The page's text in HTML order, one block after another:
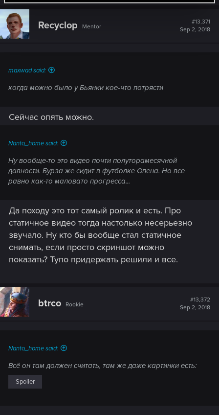
a
c
t
i
o
Recyclop Mentor
#13,371
Sep 2, 2018
maxwad said:
когда можно было у Бьянки кое-что потрясти
Сейчас опять можно.
Nanto_home said:
Ну вообще-то это видео почти полуторамесячной
давности. Бурза же сидит в футболке Опена. Но все
равно как-то маловато прогресса...
Да походу это тот самый ролик и есть. Про
статичное видео тогда настолько несерьезно
звучало. Ну кто бы вообще стал статичное
снимать, если просто скриншот можно
показать? Тупо придержать решили и все.
btrco Rookie
#13,372
Sep 2, 2018
Nanto_home said:
Всё он там должен считать, там же даже картинки есть:
Spoiler